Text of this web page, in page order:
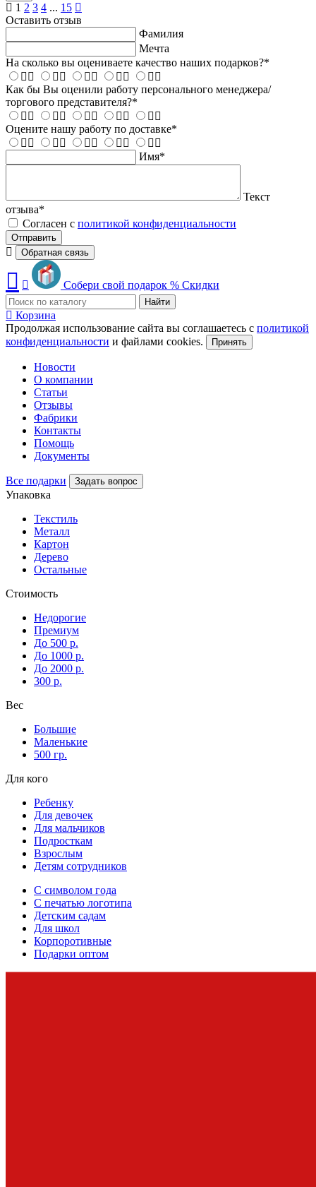
1 2 3 4 ... 15
Оставить отзыв
Фамилия
Мечта
На сколько вы оцениваете качество наших подарков?*
Как бы Вы оценили работу персонального менеджера/
торгового представителя?*
Оцените нашу работу по доставке*
Имя*
Текст
отзыва*
Согласен с политикой конфиденциальности
Отправить
Обратная связь
Собери свой подарок % Скидки
Найти
Корзина
Продолжая использование сайта вы соглашаетесь с политикой
конфиденциальности и файлами cookies. Принять
Новости
О компании
Статьи
Отзывы
Фабрики
Контакты
Помощь
Документы
Все подарки Задать вопрос
Упаковка
Текстиль
Металл
Картон
Дерево
Остальные
Стоимость
Недорогие
Премиум
До 500 р.
До 1000 р.
До 2000 р.
300 р.
Вес
Большие
Маленькие
500 гр.
Для кого
Ребенку
Для девочек
Для мальчиков
Подросткам
Взрослым
Детям сотрудников
С символом года
С печатью логотипа
Детским садам
Для школ
Корпоротивные
Подарки оптом